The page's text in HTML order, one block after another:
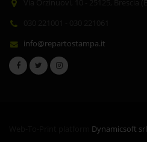
info@repartostampa.it
Dynamicsoft srl